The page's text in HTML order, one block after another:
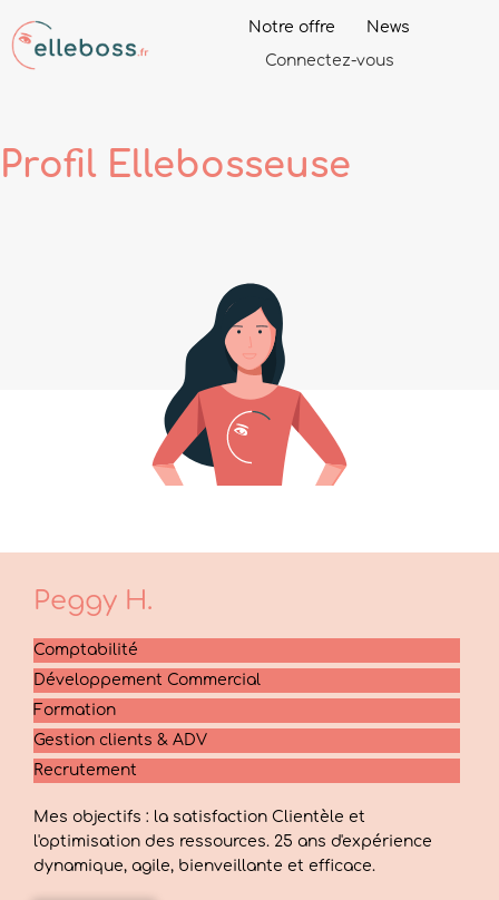
Notre offre
News
Connectez-vous
Profil Ellebosseuse
Peggy H.
Comptabilité
Développement Commercial
Formation
Gestion clients & ADV
Recrutement
Mes objectifs : la satisfaction Clientèle et
l'optimisation des ressources. 25 ans d'expérience
dynamique, agile, bienveillante et efficace.